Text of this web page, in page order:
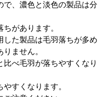
で、濃色と淡色の製品は分
があります。
た製品は毛羽落ちが多め
ません。
比べ毛羽が落ちやすくなり
すくなります。